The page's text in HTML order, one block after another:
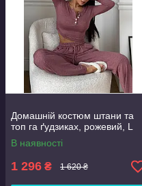
Домашній костюм штани та
топ га ґудзиках, рожевий, L
В наявності
1 296 ₴ 1 620 ₴